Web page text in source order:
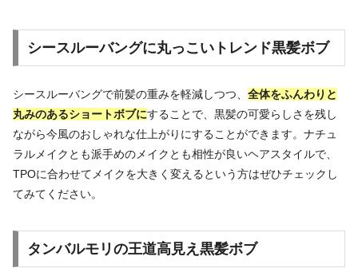
シースルーバングに丸っこいトレンド黒髪ボブ
シースルーバングで前髪の重みを軽減しつつ、 全体をふんわりと
丸みのあるショートボブにすることで、黒髪の可愛らしさを残し
ながら今風のおしゃれな仕上がりにすることができます。ナチュ
ラルメイクとも派手めのメイクとも相性が良いヘアスタイルで、
TPOに合わせてメイクを大きく変えるという方はぜひチェックし
てみてください。
タンバルモリの王道高見え黒髪ボブ